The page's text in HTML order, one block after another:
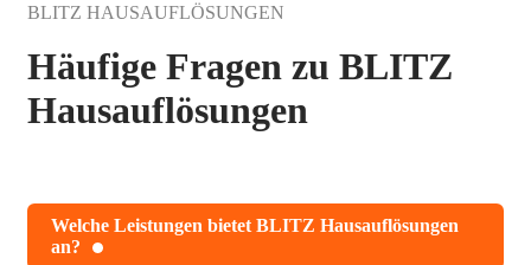
BLITZ HAUSAUFLÖSUNGEN
Häufige Fragen zu BLITZ
Hausauflösungen
Welche Leistungen bietet BLITZ Hausauflösungen
an?